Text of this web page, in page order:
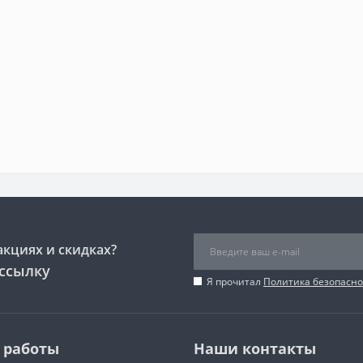
и скидках?
Я прочитал Политика
Наши контакты